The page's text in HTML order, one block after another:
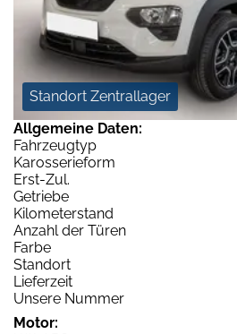
Standort Zentrallager
Allgemeine Daten:
Fahrzeugtyp
Karosserieform
Erst-Zul.
Getriebe
Kilometerstand
Anzahl der Türen
Farbe
Standort
Lieferzeit
Unsere Nummer
Motor: